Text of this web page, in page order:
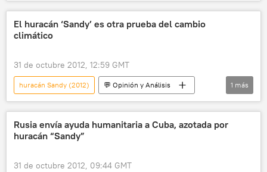
El huracán ‘Sandy’ es otra prueba del cambio
climático
31 de octubre 2012, 12:59 GMT
huracán Sandy (2012)
💬 Opinión y Análisis
Ensayos
1 más
Rusia envía ayuda humanitaria a Cuba, azotada por
huracán “Sandy”
31 de octubre 2012, 09:44 GMT